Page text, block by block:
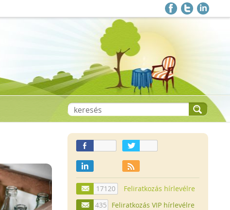
17120
Feliratkozás hírlevélre
435
Feliratkozás VIP hírlevélre